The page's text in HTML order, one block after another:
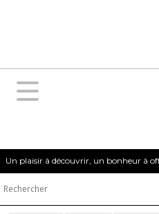
Un plaisir à découvrir, un bonheur à